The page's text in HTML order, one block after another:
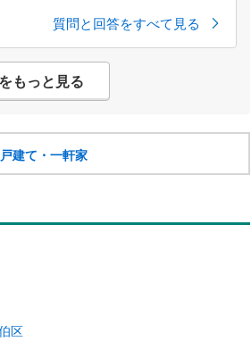
天井裏にハエが侵入してるのではな
ころ、段々数が減りました。 ところ
剤は使いたくないので コバエホイホ
ています。 それでもコバエは常にブ
てもゆっくり食事出来ません。 大家
心に動いており私の居室の大家と管
社と管理組合の話し合いでは管理費
た物の処分について難航しているこ
り先になりそうです。 質問は ①この
に死滅するのか、もしそうならどの
るのか(今はハエ→コバエ) ③コバエ
上の部屋から壁など建物の中から侵
は無いのか 以上です。 よろしくお願
ます。
質問と回答をすべて見る
もっと見る
建て・一軒家
区